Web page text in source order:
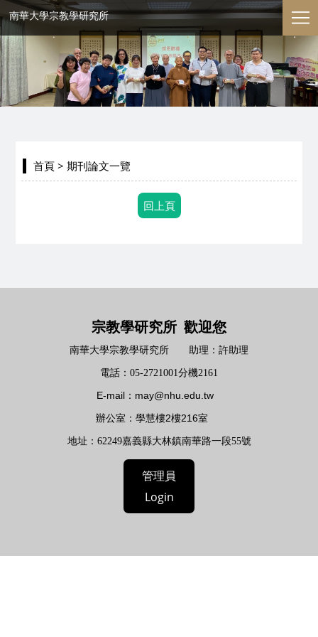
南華大學宗教學研究所
首頁 > 期刊論文一覽
回上頁
宗教學研究所 歡迎您
南華大學宗教學研究所 助理：許助理
電話：05-2721001分機2161
E-mail：may@nhu.edu.tw
辦公室： 學慧樓2樓216室
地址 ： 62249嘉義縣大林鎮南華路一段55號
管理員
Login